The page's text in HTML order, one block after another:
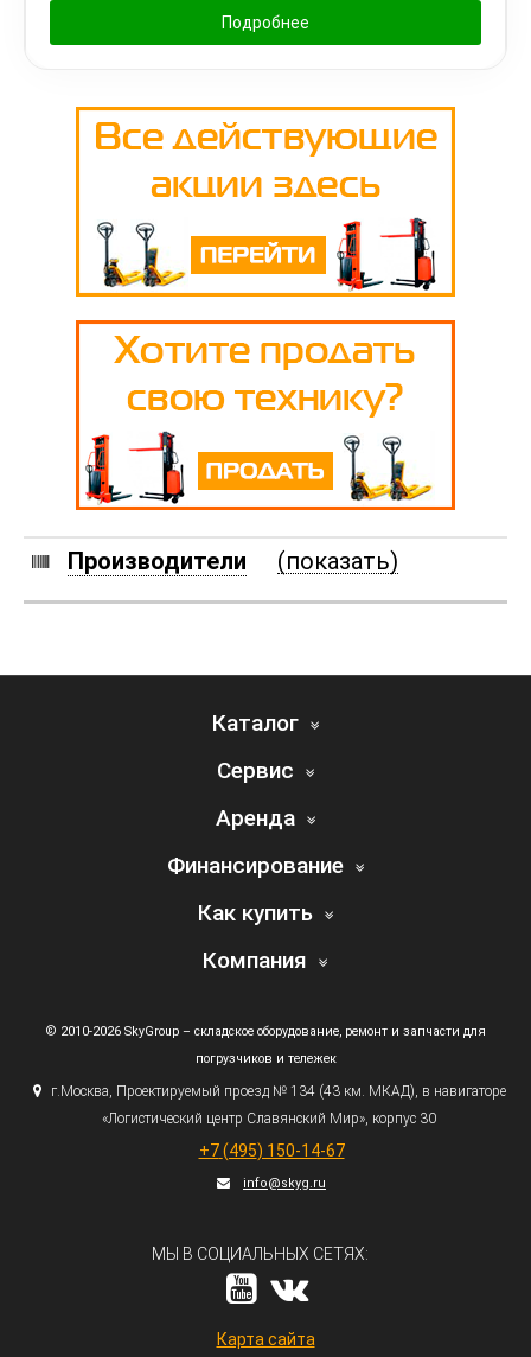
Подробнее
Производители (показать)
Каталог
Сервис
Аренда
Финансирование
Как купить
Компания
© 2010-2026 SkyGroup – складское оборудование, ремонт и запчасти для
погрузчиков и тележек
г.Москва, Проектируемый проезд № 134 (43км. МКАД), в навигаторе
«Логистический центр Славянский Мир», корпус 30
+7 (495) 150-14-67
info@skyg.ru
МЫ В СОЦИАЛЬНЫХ СЕТЯХ:
Карта сайта